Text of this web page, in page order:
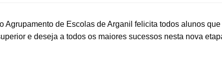
Agrupamento de Escolas de Arganil felicita todos alunos
e deseja a todos os maiores sucessos nesta nova